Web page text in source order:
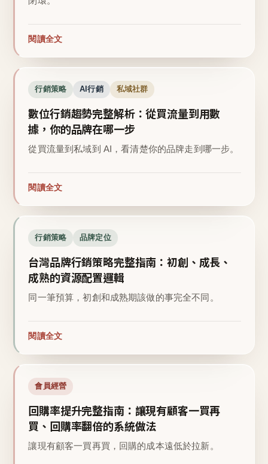
閱讀全文
行銷策略 AI行銷 私域社群
數位行銷趨勢完整解析：從買流量到用數
據，你的品牌在哪一步
從買流量到私域到 AI，看清楚你的品牌走到哪一步。
閱讀全文
行銷策略 品牌定位
台灣品牌行銷策略完整指南：初創、成長、
成熟的資源配置邏輯
同一筆預算，初創和成熟期該做的事完全不同。
閱讀全文
會員經營
回購率提升完整指南：讓現有顧客一買再
買、回購率翻倍的系統做法
讓現有顧客一買再買，回購的成本遠低於拉新。